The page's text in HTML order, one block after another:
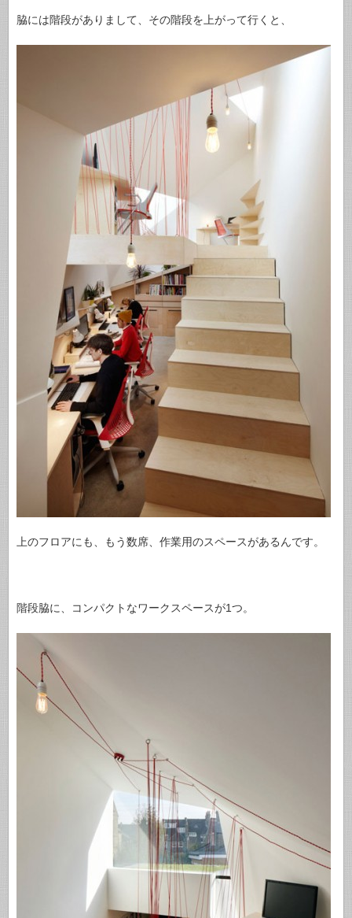
脇には階段がありまして、その階段を上がって行くと、
上のフロアにも、もう数席、作業用のスペースがあるんです。
階段脇に、コンパクトなワークスペースが1つ。